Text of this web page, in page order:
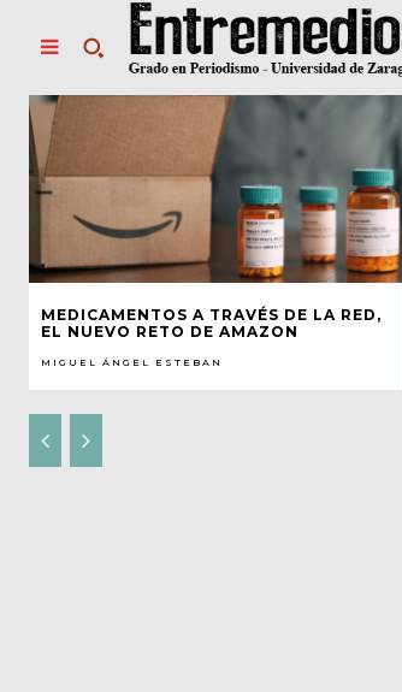
MEDICAMENTOS A TRAVÉS DE LA RED,
EL NUEVO RETO DE AMAZON
MIGUEL ÁNGEL ESTEBAN